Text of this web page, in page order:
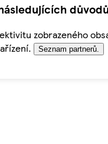
důvodů
zobrazeného
Seznam partnerů.